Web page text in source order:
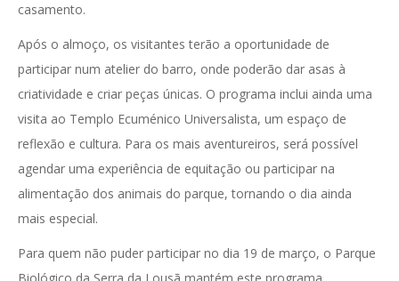
casamento.
Após o almoço, os visitantes terão a oportunidade de
participar num atelier do barro, onde poderão dar asas à
criatividade e criar peças únicas. O programa inclui ainda uma
visita ao Templo Ecuménico Universalista, um espaço de
reflexão e cultura. Para os mais aventureiros, será possível
agendar uma experiência de equitação ou participar na
alimentação dos animais do parque, tornando o dia ainda
mais especial.
Para quem não puder participar no dia 19 de março, o Parque